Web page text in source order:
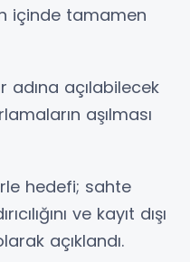
içinde tamamen
adına açılabilecek
aşılması
hedefi; sahte
ve kayıt dışı
açıklandı.